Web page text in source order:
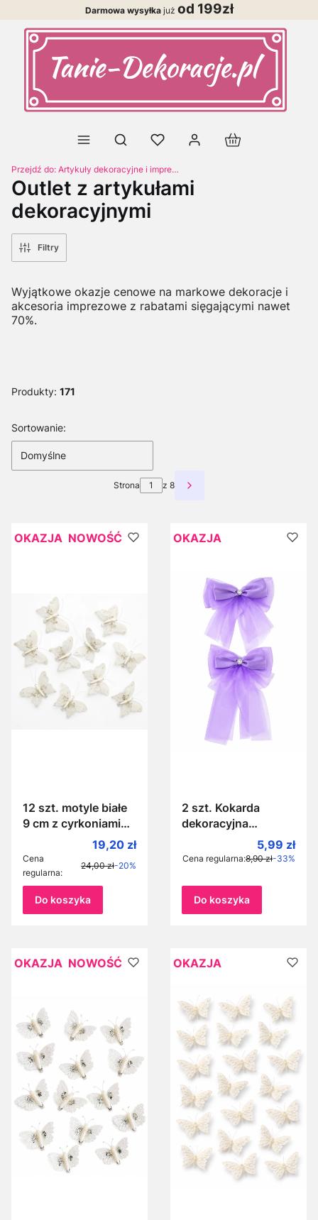
Darmowa wysyłkajuż od 199zł
Otwórz wyszukiwarkę Produkty w
Przejdź do: Artykuły dekoracyjne i imprezowe | Sklep Tanie-Dekoracje
Outlet z artykułami
dekoracyjnymi
Filtry
Wyjątkowe okazje cenowe na markowe dekoracje i
akcesoria imprezowe z rabatami sięgającymi nawet
70%.
Produkty: 171
Lista produktów
Sortowanie:
Domyślne
Strona z 8 Następne produkty
OKAZJA NOWOŚĆ
12 szt. motyle białe
9 cm z cyrkoniami
mieniące się ze
srebrnym konfetti na
klamerce przypinane
dekoracyjne motylki
Cena promocyjna
19,20 zł
Cena
regularna:
24,00 zł-20%
Do koszyka
OKAZJA
2 szt. Kokarda
dekoracyjna
fioletowa 30 cm
kokardy do klamek
Cena
5,99 zł
Cena regularna:8,90 zł-33%
Do koszyka
OKAZJA NOWOŚĆ OKAZJA